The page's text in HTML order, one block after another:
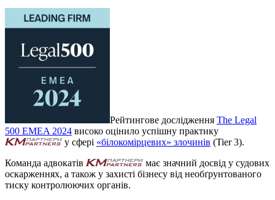
Рейтингове дослідження The Legal
500 EMEA 2024 високо оцінило успішну практику
у сфері «білокомірцевих» злочинів (Tier 3).
Команда адвокатів
має значний досвід у судових
оскарженнях, а також у захисті бізнесу від необґрунтованого
тиску контролюючих органів.